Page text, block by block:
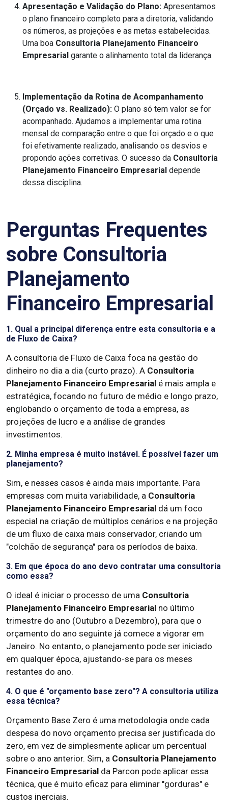
Apresentação e Validação do Plano: Apresentamos
o plano financeiro completo para a diretoria, validando
os números, as projeções e as metas estabelecidas.
Uma boa Consultoria Planejamento Financeiro
Empresarial garante o alinhamento total da liderança.
Implementação da Rotina de Acompanhamento
(Orçado vs. Realizado): O plano só tem valor se for
acompanhado. Ajudamos a implementar uma rotina
mensal de comparação entre o que foi orçado e o que
foi efetivamente realizado, analisando os desvios e
propondo ações corretivas. O sucesso da Consultoria
Planejamento Financeiro Empresarial depende
dessa disciplina.
Perguntas Frequentes
sobre Consultoria
Planejamento
Financeiro Empresarial
1. Qual a principal diferença entre esta consultoria e a
de Fluxo de Caixa?
A consultoria de Fluxo de Caixa foca na gestão do
dinheiro no dia a dia (curto prazo). A Consultoria
Planejamento Financeiro Empresarial é mais ampla e
estratégica, focando no futuro de médio e longo prazo,
englobando o orçamento de toda a empresa, as
projeções de lucro e a análise de grandes
investimentos.
2. Minha empresa é muito instável. É possível fazer um
planejamento?
Sim, e nesses casos é ainda mais importante. Para
empresas com muita variabilidade, a Consultoria
Planejamento Financeiro Empresarial dá um foco
especial na criação de múltiplos cenários e na projeção
de um fluxo de caixa mais conservador, criando um
"colchão de segurança" para os períodos de baixa.
3. Em que época do ano devo contratar uma consultoria
como essa?
O ideal é iniciar o processo de uma Consultoria
Planejamento Financeiro Empresarial no último
trimestre do ano (Outubro a Dezembro), para que o
orçamento do ano seguinte já comece a vigorar em
Janeiro. No entanto, o planejamento pode ser iniciado
em qualquer época, ajustando-se para os meses
restantes do ano.
4. O que é "orçamento base zero"? A consultoria utiliza
essa técnica?
Orçamento Base Zero é uma metodologia onde cada
despesa do novo orçamento precisa ser justificada do
zero, em vez de simplesmente aplicar um percentual
sobre o ano anterior. Sim, a Consultoria Planejamento
Financeiro Empresarial da Parcon pode aplicar essa
técnica, que é muito eficaz para eliminar "gorduras" e
custos inerciais.